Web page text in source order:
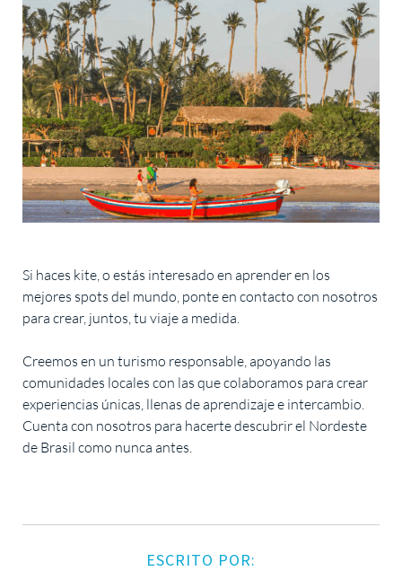
Si haces kite, o estás interesado en aprender en los
mejores spots del mundo, ponte en contacto con nosotros
para crear, juntos, tu viaje a medida.
Creemos en un turismo responsable, apoyando las
comunidades locales con las que colaboramos para crear
experiencias únicas, llenas de aprendizaje e intercambio.
Cuenta con nosotros para hacerte descubrir el Nordeste
de Brasil como nunca antes.
ESCRITO POR: